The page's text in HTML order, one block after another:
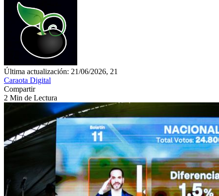
Última actualización: 21/06/2026, 21
Caraota Digital
Compartir
2 Min de Lectura